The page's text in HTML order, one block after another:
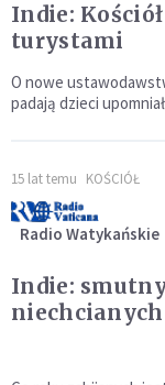
Indie:
turystami
O nowe
padają dzieci
15 lat temu KOŚCIÓŁ
Radio Watykańskie
Indie: